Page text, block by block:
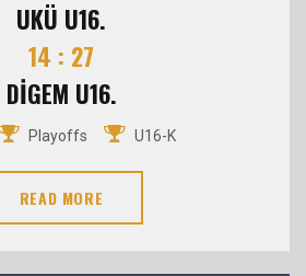
UKÜ U16.
14 : 27
DİGEM U16.
Playoffs U16-K
READ MORE